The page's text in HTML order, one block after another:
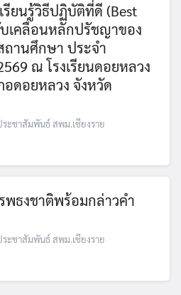
ยนรู้วิธีปฏิบัติที่ดี (Best
เคลื่อนหลักปรัชญาของ
ถานศึกษา ประจำ
ณ โรงเรียนดอยหลวง
อดอยหลวง จังหวัด
ะชาสัมพันธ์ สพม.เชียงราย
พธงชาติพร้อมกล่าวคำ
ะชาสัมพันธ์ สพม.เชียงราย